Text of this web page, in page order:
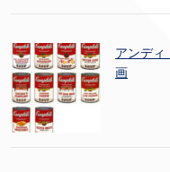
アンディ
画